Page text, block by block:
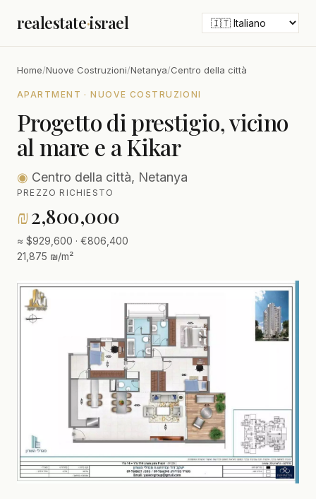
realestate·israel
Home/Nuove Costruzioni/Netanya/Centro della città
APARTMENT · NUOVE COSTRUZIONI
Progetto di prestigio, vicino
al mare e a Kikar
◉ Centro della città, Netanya
PREZZO RICHIESTO
₪2,800,000
≈ $929,600 · €806,400
21,875 ₪/m²